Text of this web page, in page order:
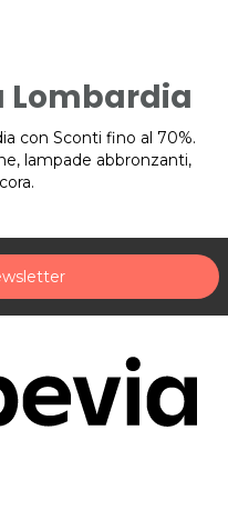
Lombardia
con Sconti fino al 70%.
lampade abbronzanti,